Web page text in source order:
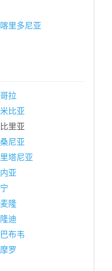
里多尼亚
拉
比亚
里亚
尼亚
塔尼亚
亚
隆
迪
布韦
罗